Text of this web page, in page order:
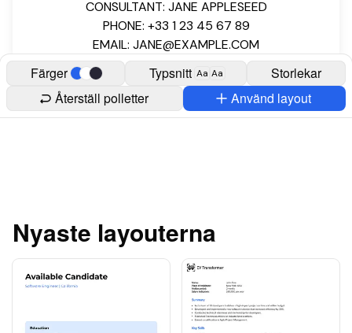
CONSULTANT: JANE APPLESEED
PHONE: +33 1 23 45 67 89
EMAIL: JANE@EXAMPLE.COM
Färger Typsnitt Aa Aa
Storlekar
Återställ polletter
Använd layout
Nyaste layouterna